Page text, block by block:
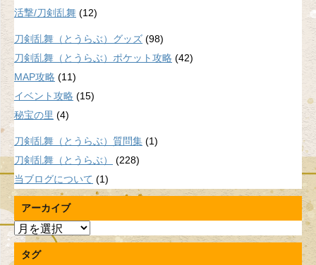
活撃/刀剣乱舞 (12)
刀剣乱舞（とうらぶ）グッズ (98)
刀剣乱舞（とうらぶ）ポケット攻略 (42)
MAP攻略 (11)
イベント攻略 (15)
秘宝の里 (4)
刀剣乱舞（とうらぶ）質問集 (1)
刀剣乱舞（とうらぶ）
(228)
当ブログについて (1)
アーカイブ
ア
ー
カタグ